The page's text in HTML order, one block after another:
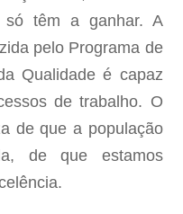
só têm a ganhar. A
pelo Programa de
Qualidade é capaz
de trabalho. O
de que a população
de que estamos